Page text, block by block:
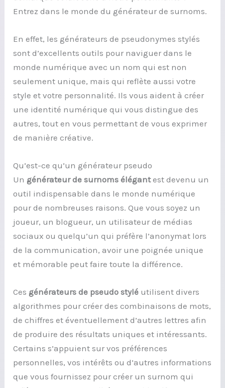
Entrez dans le monde du générateur de surnoms.
En effet, les générateurs de pseudonymes stylés
sont d’excellents outils pour naviguer dans le
monde numérique avec un nom qui est non
seulement unique, mais qui reflète aussi votre
style et votre personnalité. Ils vous aident à créer
une identité numérique qui vous distingue des
autres, tout en vous permettant de vous exprimer
de manière créative.
Qu’est-ce qu’un générateur pseudo
Un générateur de surnoms élégantest devenu un
outil indispensable dans le monde numérique
pour de nombreuses raisons. Que vous soyez un
joueur, un blogueur, un utilisateur de médias
sociaux ou quelqu’un qui préfère l’anonymat lors
de la communication, avoir une poignée unique
et mémorable peut faire toute la différence.
Ces générateurs de pseudo stylé utilisent divers
algorithmes pour créer des combinaisons de mots,
de chiffres et éventuellement d’autres lettres afin
de produire des résultats uniques et intéressants.
Certains s’appuient sur vos préférences
personnelles, vos intérêts ou d’autres informations
que vous fournissez pour créer un surnom qui